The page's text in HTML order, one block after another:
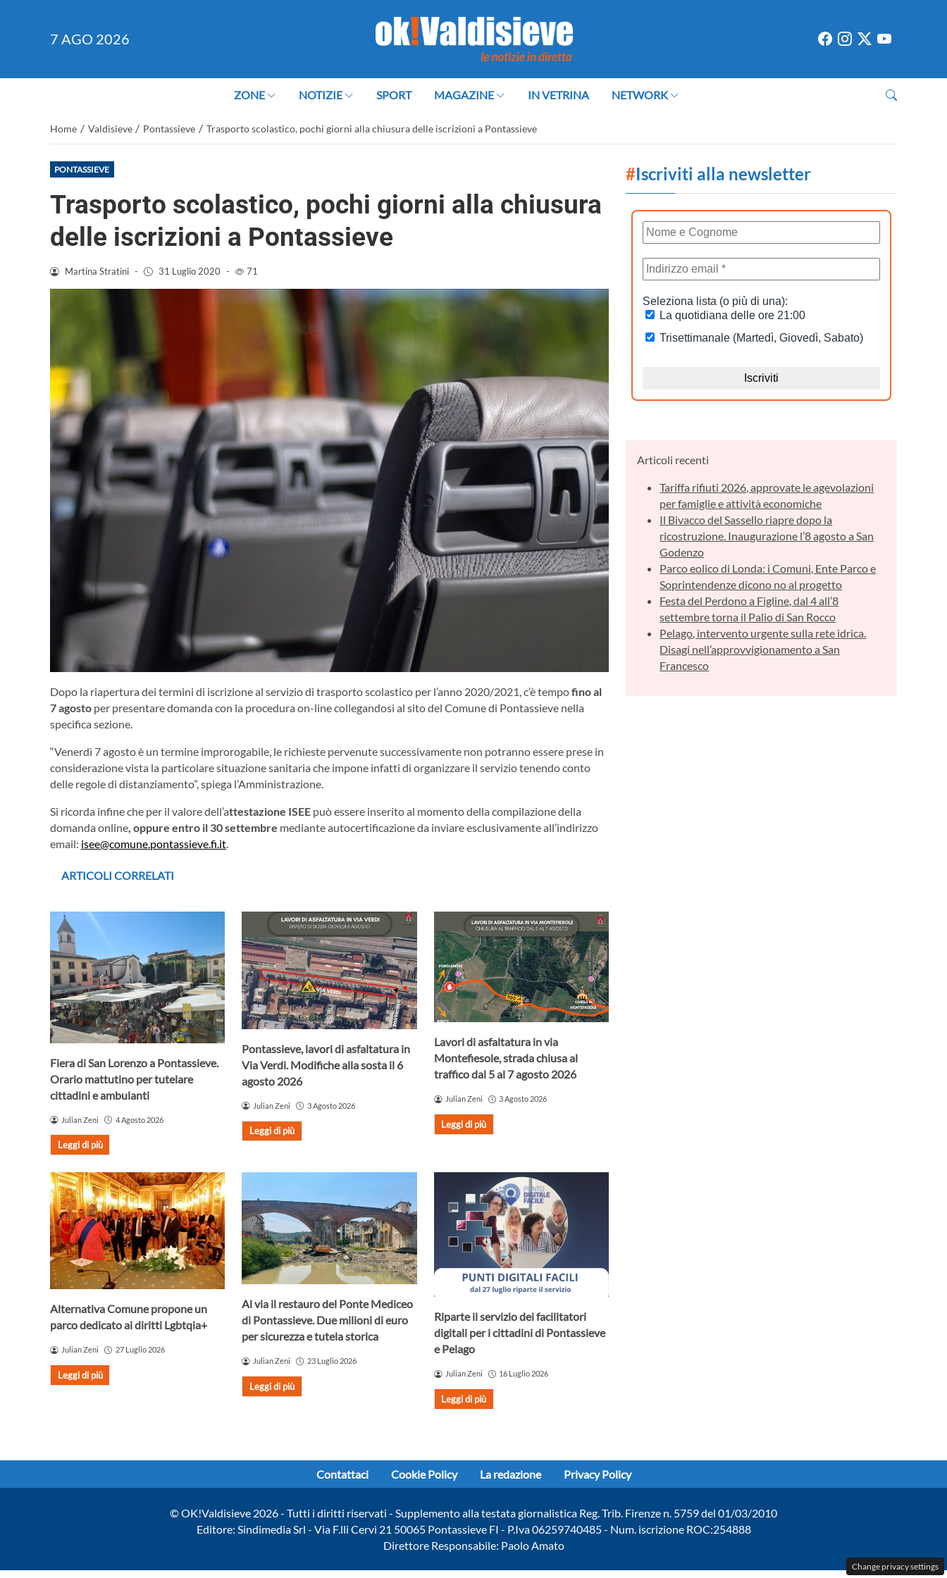
7 AGO 2026
ZONE NOTIZIE SPORT MAGAZINE IN VETRINA NETWORK
Home / Valdisieve / Pontassieve / Trasporto scolastico, pochi giorni alla chiusura delle iscrizioni a Pontassieve
PONTASSIEVE
Trasporto scolastico, pochi giorni alla chiusura
delle iscrizioni a Pontassieve
Martina Stratini - 31 Luglio 2020 - 71
Dopo la riapertura dei termini di iscrizione al servizio di trasporto scolastico per l’anno 2020/2021, c’è tempofino al
7 agosto per presentare domanda con la procedura on-line collegandosi al sito del Comune di Pontassieve nella
specifica sezione.
“Venerdì 7 agosto è un termine improrogabile, le richieste pervenute successivamente non potranno essere prese in
considerazione vista la particolare situazione sanitaria che impone infatti di organizzare il servizio tenendo conto
delle regole di distanziamento”, spiega l’Amministrazione.
Si ricorda infine che per il valore dell’attestazione ISEE può essere inserito al momento della compilazione della
domanda online, oppure entro il 30 settembre mediante autocertificazione da inviare esclusivamente all’indirizzo
email: isee@comune.pontassieve.fi.it.
ARTICOLI CORRELATI
Fiera di San Lorenzo a Pontassieve.
Orario mattutino per tutelare
cittadini e ambulanti
Julian Zeni 4 Agosto 2026
Leggi di più
Pontassieve, lavori di asfaltatura in
Via Verdi. Modifiche alla sosta il 6
agosto 2026
Julian Zeni 3 Agosto 2026
Leggi di più
Lavori di asfaltatura in via
Montefiesole, strada chiusa al
traffico dal 5 al 7 agosto 2026
Julian Zeni 3 Agosto 2026
Leggi di più
Alternativa Comune propone un
parco dedicato ai diritti Lgbtqia+
Julian Zeni 27 Luglio 2026
Leggi di più
Al via il restauro del Ponte Mediceo
di Pontassieve. Due milioni di euro
per sicurezza e tutela storica
Julian Zeni 23 Luglio 2026
Leggi di più
Riparte il servizio dei facilitatori
digitali per i cittadini di Pontassieve
e Pelago
Julian Zeni 16 Luglio 2026
Leggi di più
#Iscriviti alla newsletter
Articoli recenti
Tariffa rifiuti 2026, approvate le agevolazioni
per famiglie e attività economiche
Il Bivacco del Sassello riapre dopo la
ricostruzione. Inaugurazione l’8 agosto a San
Godenzo
Parco eolico di Londa: i Comuni, Ente Parco e
Soprintendenze dicono no al progetto
Festa del Perdono a Figline, dal 4 all’8
settembre torna il Palio di San Rocco
Pelago, intervento urgente sulla rete idrica.
Disagi nell’approvvigionamento a San
Francesco
Contattaci Cookie Policy La redazione Privacy Policy
© OK!Valdisieve 2026 - Tutti i diritti riservati - Supplemento alla testata giornalistica Reg. Trib. Firenze n. 5759 del 01/03/2010
Editore: Sindimedia Srl - Via F.lli Cervi 21 50065 Pontassieve FI - P.Iva 06259740485 - Num. iscrizione ROC:254888
Direttore Responsabile: Paolo Amato
Change privacy settings